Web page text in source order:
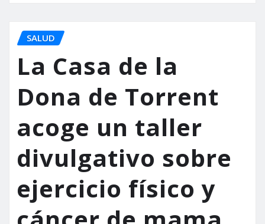
SALUD
La Casa de la
Dona de Torrent
acoge un taller
divulgativo sobre
ejercicio físico y